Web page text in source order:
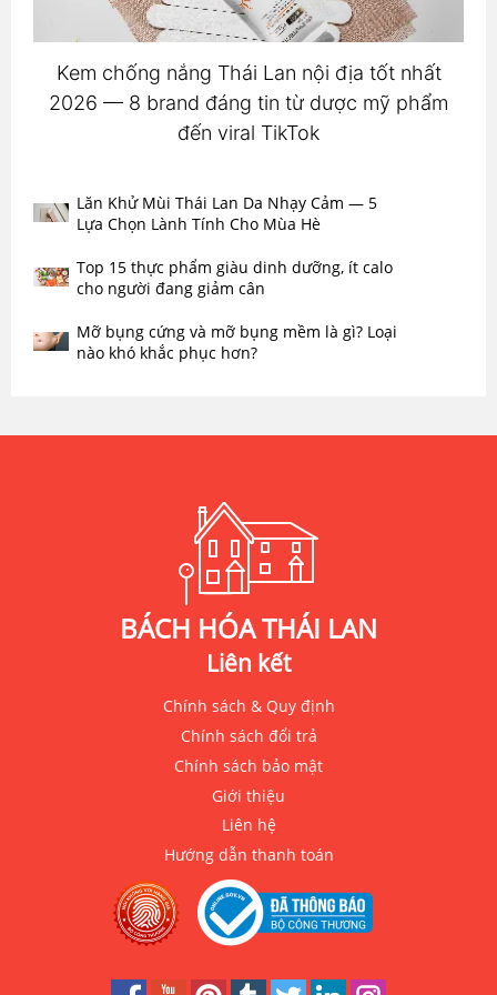
Kem chống nắng Thái Lan nội địa tốt nhất
2026 — 8 brand đáng tin từ dược mỹ phẩm
đến viral TikTok
Lăn Khử Mùi Thái Lan Da Nhạy Cảm — 5
Lựa Chọn Lành Tính Cho Mùa Hè
Top 15 thực phẩm giàu dinh dưỡng, ít calo
cho người đang giảm cân
Mỡ bụng cứng và mỡ bụng mềm là gì? Loại
nào khó khắc phục hơn?
BÁCH HÓA THÁI LAN
Liên kết
Chính sách & Quy định
Chính sách đổi trả
Chính sách bảo mật
Giới thiệu
Liên hệ
Hướng dẫn thanh toán